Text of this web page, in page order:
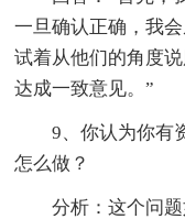
一旦确认正确，我
试着从他们的角度
达成一致意见。”
9、你认为你有资
怎么做？
分析：这个问题